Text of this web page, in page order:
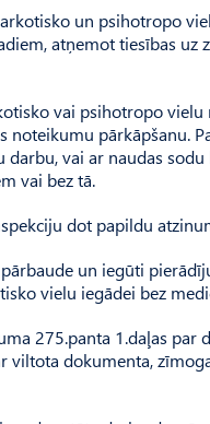
un psihotropo
atņemot tiesības uz
vai psihotropo vielu
noteikumu pārkāpšanu.
vai ar naudas
vai bez tā.
dot papildu
un iegūti
vielu iegādei bez
275.panta 1.daļas par
dokumenta,